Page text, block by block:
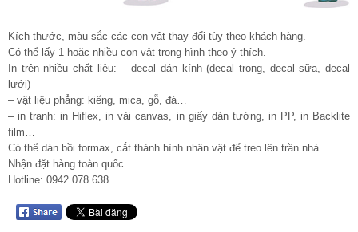
Kích thước, màu sắc các con vật thay đổi tùy theo khách hàng.
Có thể lấy 1 hoặc nhiều con vật trong hình theo ý thích.
In trên nhiều chất liệu: – decal dán kính (decal trong, decal sữa, decal
lưới)
– vật liệu phẳng: kiếng, mica, gỗ, đá…
– in tranh: in Hiflex, in vải canvas, in giấy dán tường, in PP, in Backlite
film…
Có thể dán bồi formax, cắt thành hình nhân vật để treo lên trần nhà.
Nhận đặt hàng toàn quốc.
Hotline: 0942 078 638